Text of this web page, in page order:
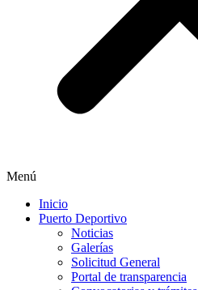
Menú
Inicio
Puerto Deportivo
Noticias
Galerías
Solicitud General
Portal de transparencia